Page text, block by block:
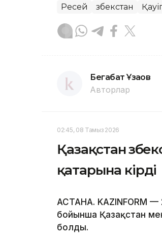
Ресей Өзбекстан
Бегабат Ұзақов
Авторлар
02:45, 08 Тамыз 2026
Қазақстан
қатарына кірді
АСТАНА. KAZINFORM
бойынша Қазақстан
болды.